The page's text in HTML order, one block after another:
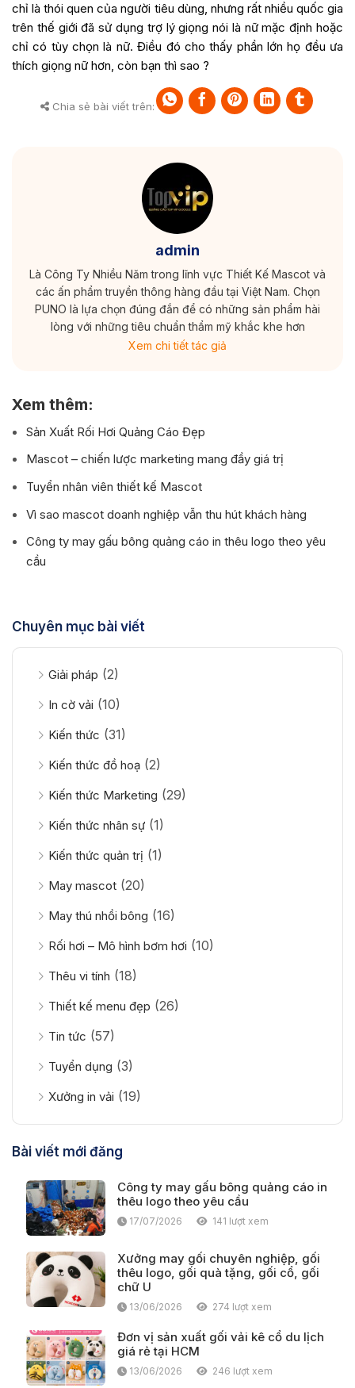
chỉ là thói quen của người tiêu dùng, nhưng rất nhiều quốc gia
trên thế giới đã sử dụng trợ lý giọng nói là nữ mặc định hoặc
chỉ có tùy chọn là nữ. Điều đó cho thấy phần lớn họ đều ưa
thích giọng nữ hơn, còn bạn thì sao ?
Chia sẻ bài viết trên:
admin
Là Công Ty Nhiều Năm trong lĩnh vực Thiết Kế Mascot và
các ấn phẩm truyền thông hàng đầu tại Việt Nam. Chọn
PUNO là lựa chọn đúng đắn để có những sản phẩm hài
lòng với những tiêu chuẩn thẩm mỹ khắc khe hơn
Xem chi tiết tác giả
Xem thêm:
Sản Xuất Rối Hơi Quảng Cáo Đẹp
Mascot – chiến lược marketing mang đầy giá trị
Tuyển nhân viên thiết kế Mascot
Vì sao mascot doanh nghiệp vẫn thu hút khách hàng
Công ty may gấu bông quảng cáo in thêu logo theo yêu
cầu
Chuyên mục bài viết
Giải pháp (2)
In cờ vải (10)
Kiến thức (31)
Kiến thức đồ hoạ (2)
Kiến thức Marketing (29)
Kiến thức nhân sự (1)
Kiến thức quản trị (1)
May mascot (20)
May thú nhồi bông (16)
Rối hơi – Mô hình bơm hơi (10)
Thêu vi tính (18)
Thiết kế menu đẹp (26)
Tin tức (57)
Tuyển dụng (3)
Xưởng in vải (19)
Bài viết mới đăng
Công ty may gấu bông quảng cáo in
thêu logo theo yêu cầu
17/07/2026 141 lượt xem
Xưởng may gối chuyên nghiệp, gối
thêu logo, gối quà tặng, gối cổ, gối
chữ U
13/06/2026 274 lượt xem
Đơn vị sản xuất gối vải kê cổ du lịch
giá rẻ tại HCM
13/06/2026 246 lượt xem